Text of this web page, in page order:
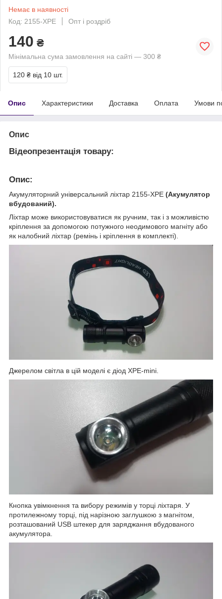
Немає в наявності
Код: 2155-XPE
Опт і роздріб
140 ₴
Мінімальна сума замовлення на сайті — 300 ₴
120 ₴ від 10 шт.
Опис Характеристики Доставка Оплата Умови
Опис
Відеопрезентація товару:
Опис:
Акумуляторний універсальний ліхтар 2155-XPE (Акумулятор
вбудований).
Ліхтар може використовуватися як ручним, так і з можливістю
кріплення за допомогою потужного неодимового магніту або
як налобний ліхтар (ремінь і кріплення в комплекті).
Джерелом світла в цій моделі є діод XPE-mini.
Кнопка увімкнення та вибору режимів у торці ліхтаря. У
протилежному торці, під нарізною заглушкою з магнітом,
розташований USB штекер для заряджання вбудованого
акумулятора.